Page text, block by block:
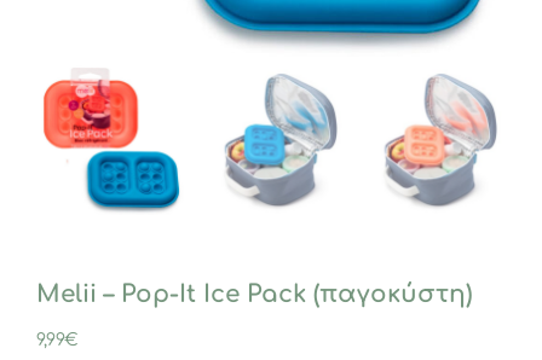
Melii – Pop-It Ice Pack (παγοκύστη)
9,99€